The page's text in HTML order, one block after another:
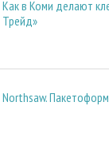
Как в Коми делают
Трейд»
Northsaw.